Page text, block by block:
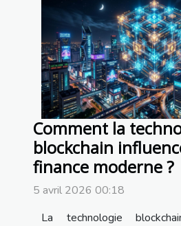
Comment la
blockchain
finance moderne ?
5 avril 2026 00:18
La technologie